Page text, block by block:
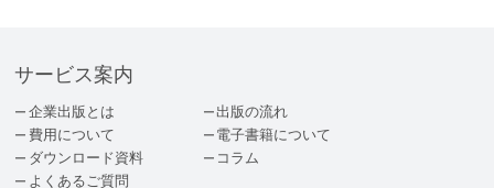
サービス案内
企業出版とは
出版の流れ
費用について
電子書籍について
ダウンロード資料
コラム
よくあるご質問